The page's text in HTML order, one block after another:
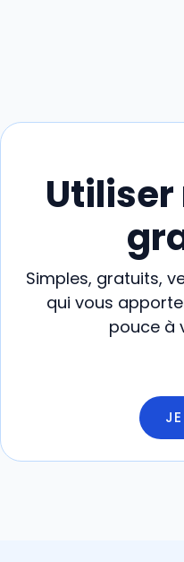
Utiliser
Simples, gratuits,
qui vous
pouce à